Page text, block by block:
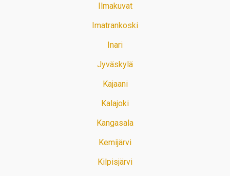
Ilmakuvat
Imatrankoski
Inari
Jyväskylä
Kajaani
Kalajoki
Kangasala
Kemijärvi
Kilpisjärvi